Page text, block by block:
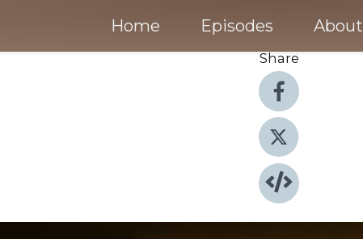
Home Episodes About
Share